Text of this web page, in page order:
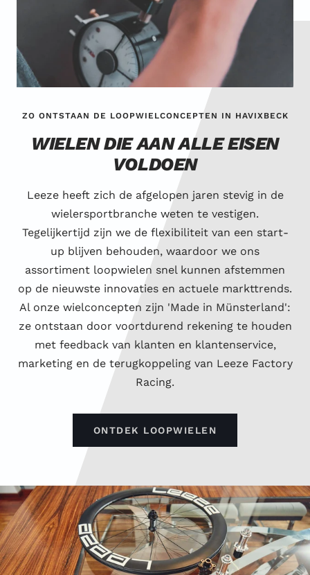
ZO ONTSTAAN DE LOOPWIELCONCEPTEN IN HAVIXBECK
WIELEN DIE AAN ALLE EISEN
VOLDOEN
Leeze heeft zich de afgelopen jaren stevig in de
wielersportbranche weten te vestigen.
Tegelijkertijd zijn we de flexibiliteit van een start-
up blijven behouden, waardoor we ons
assortiment loopwielen snel kunnen afstemmen
op de nieuwste innovaties en actuele markttrends.
Al onze wielconcepten zijn 'Made in Münsterland':
ze ontstaan door voortdurend rekening te houden
met feedback van klanten en klantenservice,
marketing en de terugkoppeling van Leeze Factory
Racing.
ONTDEK LOOPWIELEN